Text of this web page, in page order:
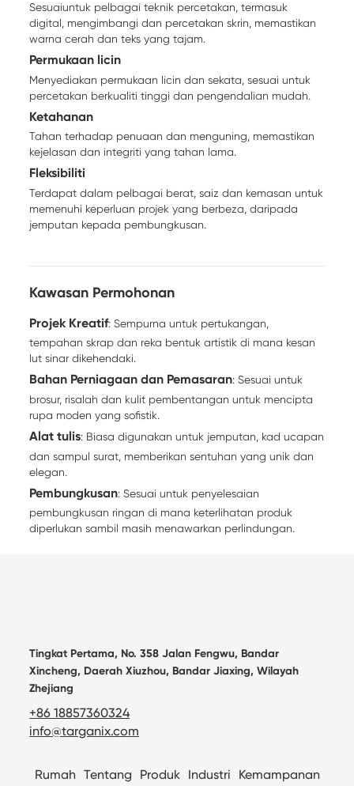
Sesuaiuntuk pelbagai teknik percetakan, termasuk
digital, mengimbangi dan percetakan skrin, memastikan
warna cerah dan teks yang tajam.
Permukaan licin
Menyediakan permukaan licin dan sekata, sesuai untuk
percetakan berkualiti tinggi dan pengendalian mudah.
Ketahanan
Tahan terhadap penuaan dan menguning, memastikan
kejelasan dan integriti yang tahan lama.
Fleksibiliti
Terdapat dalam pelbagai berat, saiz dan kemasan untuk
memenuhi keperluan projek yang berbeza, daripada
jemputan kepada pembungkusan.
Kawasan Permohonan
Projek Kreatif: Sempurna untuk pertukangan,
tempahan skrap dan reka bentuk artistik di mana kesan
lut sinar dikehendaki.
Bahan Perniagaan dan Pemasaran: Sesuai untuk
brosur, risalah dan kulit pembentangan untuk mencipta
rupa moden yang sofistik.
Alat tulis: Biasa digunakan untuk jemputan, kad ucapan
dan sampul surat, memberikan sentuhan yang unik dan
elegan.
Pembungkusan: Sesuai untuk penyelesaian
pembungkusan ringan di mana keterlihatan produk
diperlukan sambil masih menawarkan perlindungan.
Tingkat Pertama, No. 358 Jalan Fengwu, Bandar
Xincheng, Daerah Xiuzhou, Bandar Jiaxing, Wilayah
Zhejiang
+86 18857360324
info@targanix.com
Rumah Tentang Produk Industri Kemampanan